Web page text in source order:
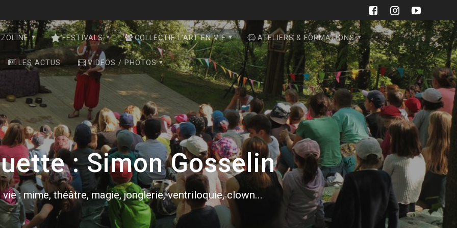
FESTIVALS COLLECTIF L’ART EN VIE ATELIERS & FORMATIONS
LES ACTUS VIDEOS / PHOTOS
:Simon Gosselin
: mime, théâtre, magie, jonglerie, ventriloquie, clown...